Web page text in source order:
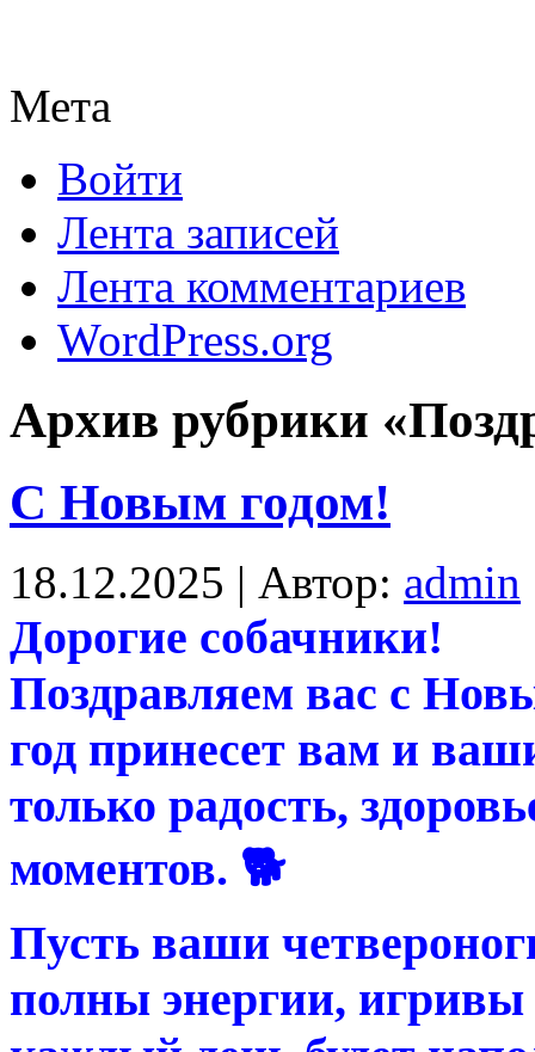
Мета
Войти
Лента записей
Лента комментариев
WordPress.org
Архив рубрики
С Новым годом!
18.12.2025 | Автор: admin
Дорогие собачники!
Поздравляем вас с
год принесет вам и
только радость,
моментов. 🐕
Пусть ваши
полны энергии,